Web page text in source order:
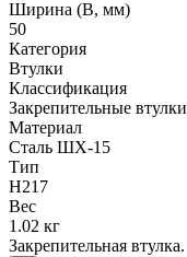
Ширина (B, мм)
50
Категория
Втулки
Классификация
Закрепительные втулки
Материал
Сталь ШХ-15
Тип
H217
Вес
1.02 кг
Закрепительная втулка.